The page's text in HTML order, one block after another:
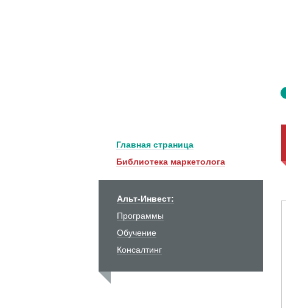
Главная страница
Библиотека маркетолога
Альт-Инвест:
Программы
Обучение
Консалтинг